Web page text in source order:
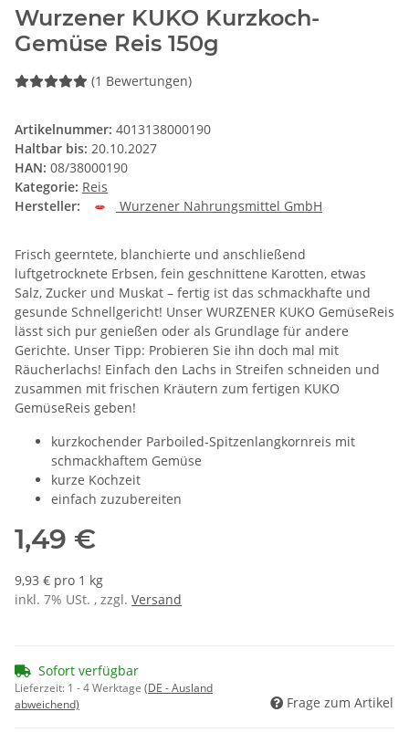
Wurzener KUKO Kurzkoch-
Gemüse Reis 150g
(1 Bewertungen)
Artikelnummer: 4013138000190
Haltbar bis: 20.10.2027
HAN: 08/38000190
Kategorie: Reis
Hersteller:
Wurzener Nahrungsmittel GmbH
Frisch geerntete, blanchierte und anschließend
luftgetrocknete Erbsen, fein geschnittene Karotten, etwas
Salz, Zucker und Muskat – fertig ist das schmackhafte und
gesunde Schnellgericht! Unser WURZENER KUKO GemüseReis
lässt sich pur genießen oder als Grundlage für andere
Gerichte. Unser Tipp: Probieren Sie ihn doch mal mit
Räucherlachs! Einfach den Lachs in Streifen schneiden und
zusammen mit frischen Kräutern zum fertigen KUKO
GemüseReis geben!
kurzkochender Parboiled-Spitzenlangkornreis mit
schmackhaftem Gemüse
kurze Kochzeit
einfach zuzubereiten
1,49 €
9,93 € pro 1 kg
inkl. 7% USt. , zzgl. Versand
Sofort verfügbar
Lieferzeit: 1 - 4 Werktage (DE - Ausland
abweichend)
Frage zum Artikel